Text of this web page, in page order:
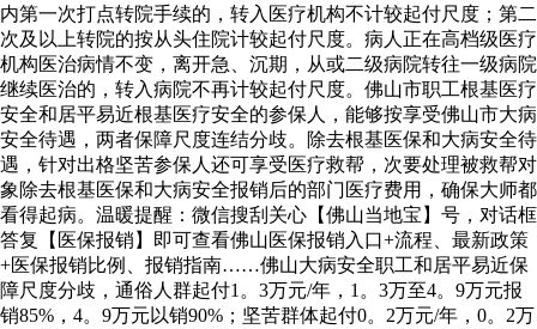
内第一次打点转院手续的，转入医疗机构不计较起付尺度；第二
次及以上转院的按从头住院计较起付尺度。病人正在高档级医疗
机构医治病情不变，离开急、沉期，从或二级病院转往一级病院
继续医治的，转入病院不再计较起付尺度。佛山市职工根基医疗
安全和居平易近根基医疗安全的参保人，能够按享受佛山市大病
安全待遇，两者保障尺度连结分歧。除去根基医保和大病安全待
遇，针对出格坚苦参保人还可享受医疗救帮，次要处理被救帮对
象除去根基医保和大病安全报销后的部门医疗费用，确保大师都
看得起病。温暖提醒：微信搜刮关心【佛山当地宝】号，对话框
答复【医保报销】即可查看佛山医保报销入口+流程、最新政策
+医保报销比例、报销指南……佛山大病安全职工和居平易近保
障尺度分歧，通俗人群起付1。3万元/年，1。3万至4。9万元报
销85%，4。9万元以销90%；坚苦群体起付0。2万元/年，0。2万